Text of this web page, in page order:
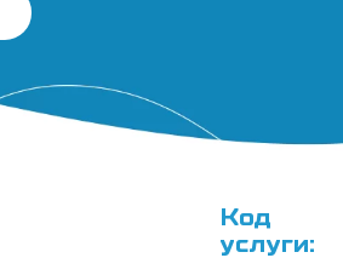
Код
услуги: